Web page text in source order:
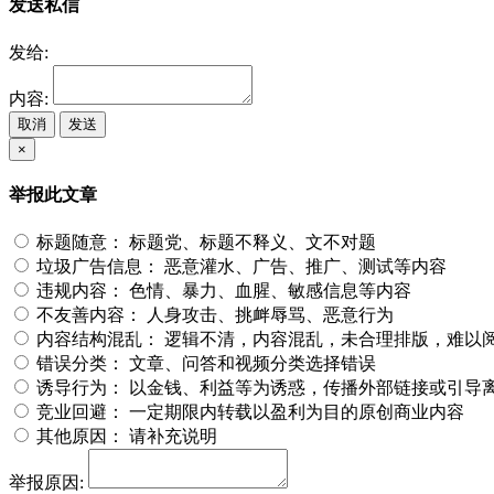
发送私信
发给:
内容:
取消
发送
×
举报此文章
标题随意： 标题党、标题不释义、文不对题
垃圾广告信息： 恶意灌水、广告、推广、测试等内容
违规内容： 色情、暴力、血腥、敏感信息等内容
不友善内容：
人身攻击、挑衅辱骂、恶意行为
内容结构混乱： 逻辑不清，内容混乱，未合理排版，难以
错误分类： 文章、问答和视频分类选择错误
诱导行为：
以金钱、利益等为诱惑，传播外部链接或引导
竞业回避： 一定期限内转载以盈利为目的原创商业内容
其他原因： 请补充说明
举报原因: